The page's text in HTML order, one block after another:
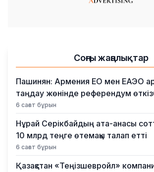
Соңғы жаңалықтар
Пашинян: Армения ЕО мен ЕАЭО
таңдау жөнінде референдум
6 сағат бұрын
Нұрай Серікбайдың ата-анасы
10 млрд теңге өтемақы талап етті
6 сағат бұрын
Қазақстан «Теңізшевройл»